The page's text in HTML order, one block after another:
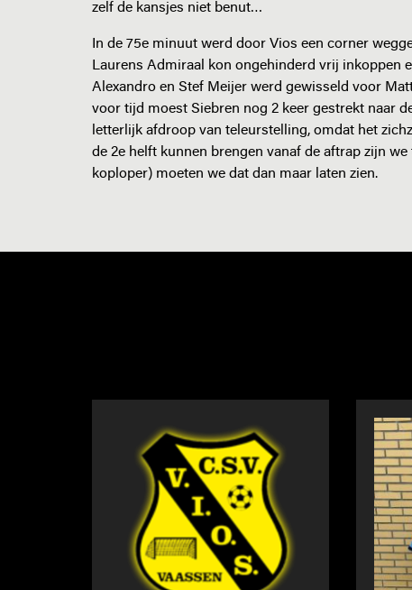
zelf de kansjes niet benut…
In de 75e minuut werd door Vios een corner
Laurens Admiraal kon ongehinderd vrij inkoppen
Alexandro en Stef Meijer werd gewisseld voor
voor tijd moest Siebren nog 2 keer gestrekt naar
letterlijk afdroop van teleurstelling, omdat het
de 2e helft kunnen brengen vanaf de aftrap zijn
koploper) moeten we dat dan maar laten zien.